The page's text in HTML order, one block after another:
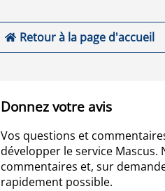
Retour à la page d'accueil
Donnez votre avis
Vos questions et
développer le service
commentaires et, sur
rapidement possible.